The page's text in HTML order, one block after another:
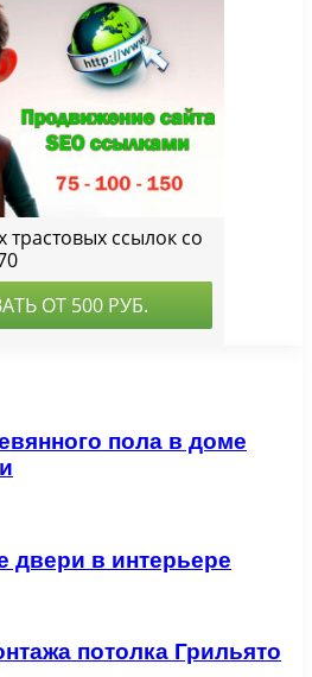
пола в доме
двери в интерьере
потолка Грильято